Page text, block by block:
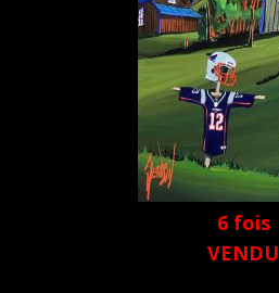
6 fois
VENDU